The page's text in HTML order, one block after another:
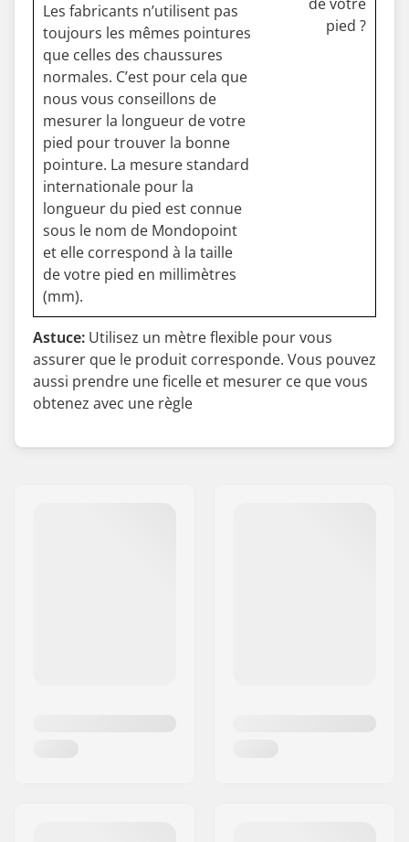
Les fabricants n’utilisent pas
toujours les mêmes pointures
que celles des chaussures
normales. C’est pour cela que
nous vous conseillons de
mesurer la longueur de votre
pied pour trouver la bonne
pointure. La mesure standard
internationale pour la
longueur du pied est connue
sous le nom de Mondopoint
et elle correspond à la taille
de votre pied en millimètres
(mm).
Astuce: Utilisez un mètre flexible pour vous
assurer que le produit corresponde. Vous pouvez
aussi prendre une ficelle et mesurer ce que vous
obtenez avec une règle